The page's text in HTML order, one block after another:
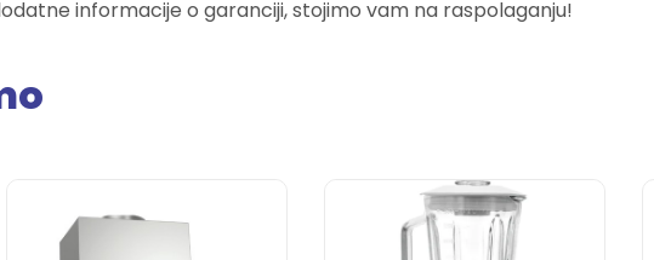
informacije o garanciji, stojimo vam na raspolaganju!